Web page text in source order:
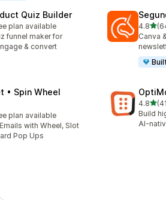
Quiz Builder
：122件
plan available
funnel maker for
& convert
4.85つ
合計レ
Canva
• Spin Wheel
：164件
plan available
with Wheel, Slot
Pop Ups
4.85つ
合計レ
Build
AI-